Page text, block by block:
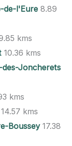
de-l'Eure 8.89
kms
10.36 kms
Joncherets
kms
14.57 kms
Boussey17.38